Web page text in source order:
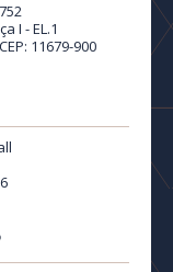
I - EL.1
11679-900